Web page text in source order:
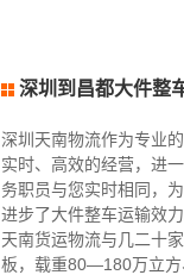
深圳到昌都大件整
深圳天南物流作为专业
实时、高效的经营，进
务职员与您实时相同，
进步了大件整车运输效力
天南货运物流与几二十
板，载重80—180万立方